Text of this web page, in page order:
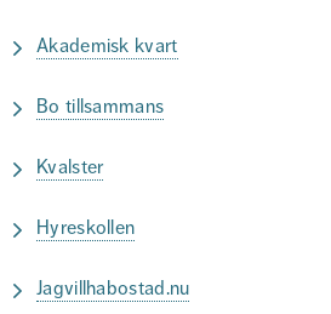
Akademisk kvart
Bo tillsammans
Kvalster
Hyreskollen
Jagvillhabostad.nu